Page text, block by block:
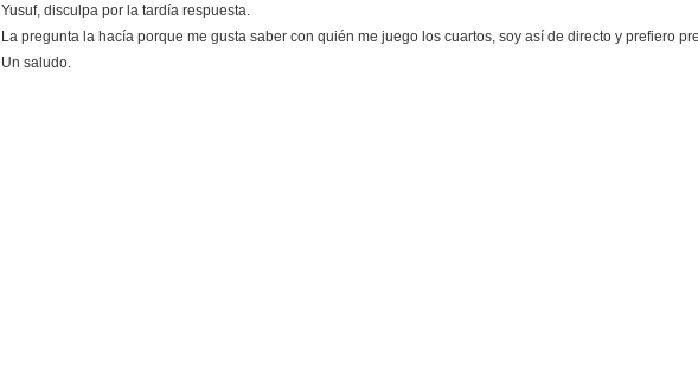
Yusuf, disculpa por la tardía respuesta.
La pregunta la hacía porque me gusta saber con quién me juego los cuartos, soy así de directo y prefiero
Un saludo.